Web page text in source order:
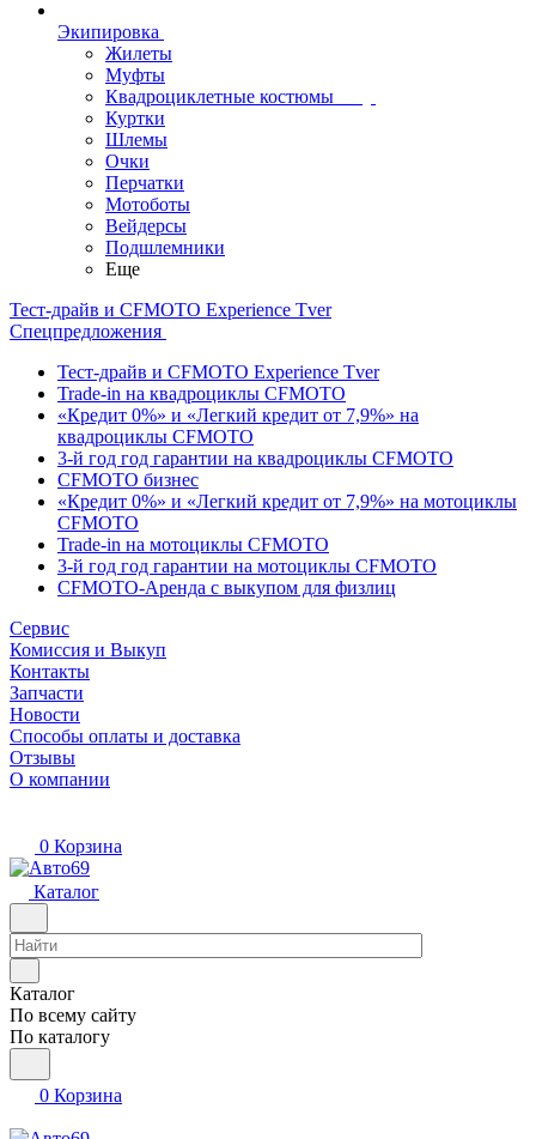
Экипировка
Жилеты
Муфты
Квадроциклетные костюмы
Куртки
Шлемы
Очки
Перчатки
Мотоботы
Вейдерсы
Подшлемники
Еще
Тест-драйв и CFMOTO Experience Tver
Спецпредложения
Тест-драйв и CFMOTO Experience Tver
Trade-in на квадроциклы CFMOTO
«Кредит 0%» и «Легкий кредит от 7,9%» на
квадроциклы CFMOTO
3-й год год гарантии на квадроциклы CFMOTO
CFMOTO бизнес
«Кредит 0%» и «Легкий кредит от 7,9%» на мотоциклы
CFMOTO
Trade-in на мотоциклы CFMOTO
3-й год год гарантии на мотоциклы CFMOTO
CFMOTO-Аренда с выкупом для физлиц
Сервис
Комиссия и Выкуп
Контакты
Запчасти
Новости
Способы оплаты и доставка
Отзывы
О компании
0 Корзина
Каталог
Каталог
По всему сайту
По каталогу
0 Корзина